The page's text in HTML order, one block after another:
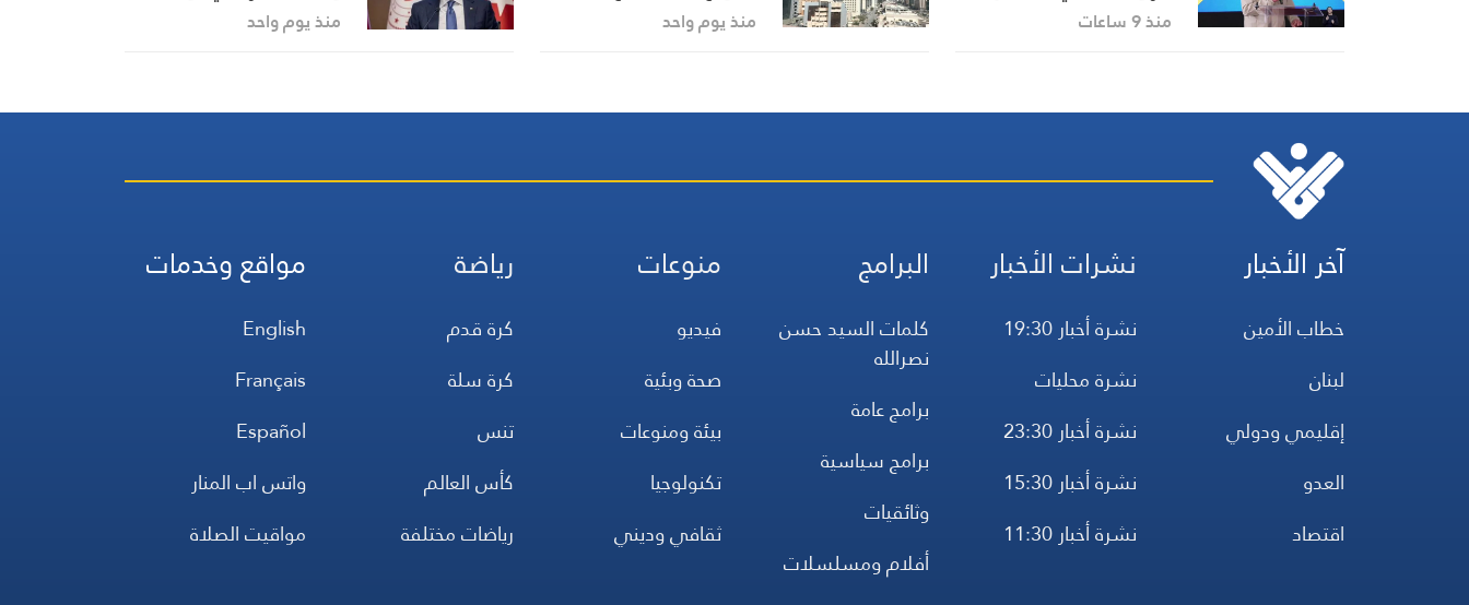
الغابات
منذ 9 ساعات
في جدّة اليوم الجمعة
منذ يوم واحد
صعب برفضها الغاز الروسي
منذ يوم واحد
آخر الأخبار
خطاب الأمين
لبنان
إقليمي ودولي
العدو
اقتصاد
نشرات الأخبار
نشرة أخبار 19:30
نشرة محليات
نشرة أخبار 23:30
نشرة أخبار 15:30
نشرة أخبار 11:30
البرامج
كلمات السيد حسن
نصرالله
برامج عامة
برامج سياسية
وثائقيات
أفلام ومسلسلات
منوعات
فيديو
صحة وبئية
بيئة ومنوعات
تكنولوجيا
ثقافي وديني
رياضة
كرة قدم
كرة سلة
تنس
كأس العالم
رياضات مختلفة
مواقع وخدمات
English
Français
Español
واتس اب المنار
مواقيت الصلاة